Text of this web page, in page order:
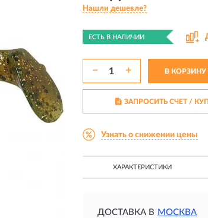
Нашли дешевле?
ЕСТЬ В НАЛИЧИИ
− + В КОРЗИНУ
ЗАПРОСИТЬ СЧЕТ /
Узнать о снижении цены
ХАРАКТЕРИСТИКИ
ДОСТАВКА В МОСКВА